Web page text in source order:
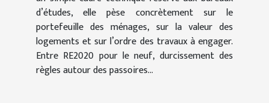
d’études, elle pèse concrètement sur le
portefeuille des ménages, sur la valeur des
logements et sur l’ordre des travaux à engager.
Entre RE2020 pour le neuf, durcissement des
règles autour des passoires...